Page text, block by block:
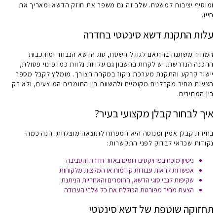
ומוסיף יציבות למשטח. שלב זה גם משפר את חוזק הדשא ומאריך את
חייו.
עלות התקנת דשא סינטטי בחדרה
המחיר משתנה בהתאם לגודל השטח, סוג הדשא הנבחר ומורכבות
ההכנה הנדרשת. יש לקחת בחשבון גם עלויות נלוות כמו פינוי פסולת,
יישור קרקע והתקנת מערכת ניקוז במקרה הצורך. מומלץ לקבל מספר
הצעות מחיר מקבלנים מקומיים ולהשוות בין החומרים המוצעים, ולא רק
בין המחירים.
איך לבחור קבלן מקצועי בעיר?
בחירת קבלן אמין ומנוסה היא המפתח לתוצאה מוצלחת. הנה כמה
נקודות שכדאי לבדוק לפני התקשרות:
ניסיון מוכח בפרויקטים דומים באזור חדרה והסביבה
אפשרות לראות עבודות קודמות או המלצות מלקוחות
שקיפות לגבי סוגי הדשא, החומרים והאחריות הניתנת
הצעת מחיר מפורטת הכוללת את כל שלבי העבודה
תחזוקה שוטפת של דשא סינטטי